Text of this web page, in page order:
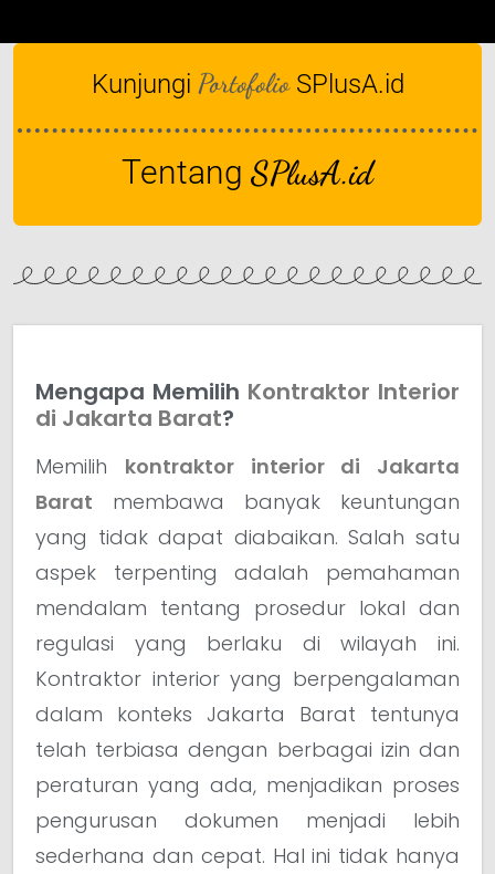
Kunjungi Portofolio SPlusA.id
Tentang SPlusA.id
Mengapa Memilih Kontraktor Interior
di Jakarta Barat?
Memilih kontraktor interior di Jakarta
Barat membawa banyak keuntungan
yang tidak dapat diabaikan. Salah satu
aspek terpenting adalah pemahaman
mendalam tentang prosedur lokal dan
regulasi yang berlaku di wilayah ini.
Kontraktor interior yang berpengalaman
dalam konteks Jakarta Barat tentunya
telah terbiasa dengan berbagai izin dan
peraturan yang ada, menjadikan proses
pengurusan dokumen menjadi lebih
sederhana dan cepat. Hal ini tidak hanya